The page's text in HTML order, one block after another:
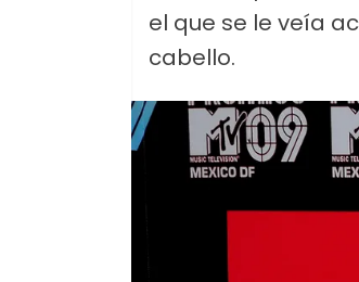
el que se le veía
cabello.